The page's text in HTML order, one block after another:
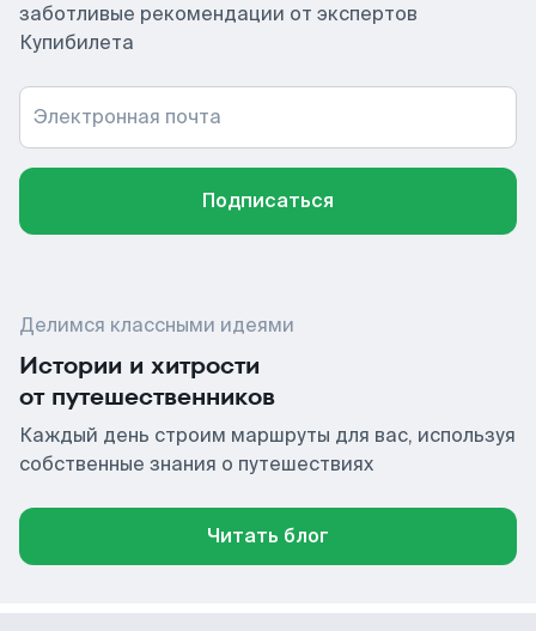
заботливые рекомендации от экспертов
Купибилета
Электронная почта
Подписаться
Делимся классными идеями
Истории и хитрости
от путешественников
Каждый день строим маршруты для вас, используя
собственные знания о путешествиях
Читать блог